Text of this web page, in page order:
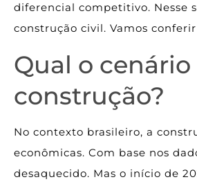
diferencial competitivo. Nesse
construção civil. Vamos
Qual o
construção?
No contexto brasileiro, a
econômicas. Com base nos
desaquecido. Mas o início de